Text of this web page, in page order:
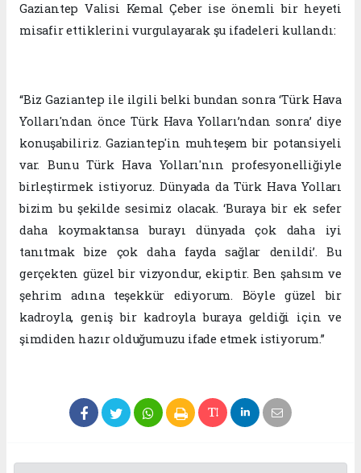
Gaziantep Valisi Kemal Çeber ise önemli bir heyeti
misafir ettiklerini vurgulayarak şu ifadeleri kullandı:
“Biz Gaziantep ile ilgili belki bundan sonra ‘Türk Hava
Yolları'ndan önce Türk Hava Yolları’ndan sonra’ diye
konuşabiliriz. Gaziantep'in muhteşem bir potansiyeli
var. Bunu Türk Hava Yolları'nın profesyonelliğiyle
birleştirmek istiyoruz. Dünyada da Türk Hava Yolları
bizim bu şekilde sesimiz olacak. ‘Buraya bir ek sefer
daha koymaktansa burayı dünyada çok daha iyi
tanıtmak bize çok daha fayda sağlar denildi’. Bu
gerçekten güzel bir vizyondur, ekiptir. Ben şahsım ve
şehrim adına teşekkür ediyorum. Böyle güzel bir
kadroyla, geniş bir kadroyla buraya geldiği için ve
şimdiden hazır olduğumuzu ifade etmek istiyorum.”